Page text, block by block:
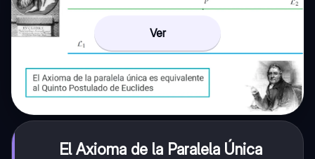
Ver
El Axioma de la Paralela Única